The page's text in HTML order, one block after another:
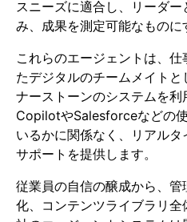
スニーズに適合し、リーダ
み、成果を測定可能なものに
これらのエージェントは、
たデジタルのチームメイト
ナーストーンのシステムを
CopilotやSalesforceなどの
いるかに関係なく、リアルタ
サポートを提供します。
従業員の自信の醸成から、
化、コンテンツライブラリ